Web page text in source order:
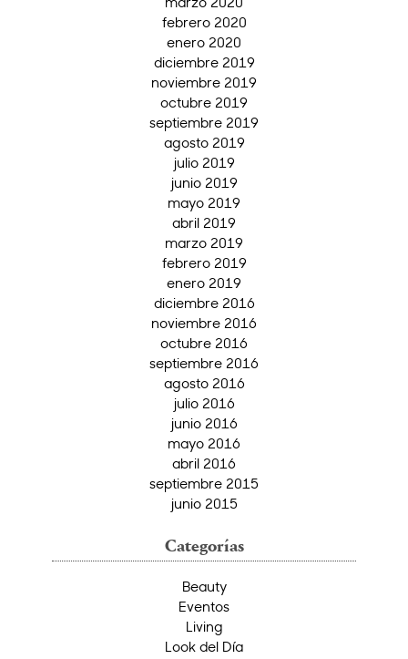
febrero 2020
enero 2020
diciembre 2019
noviembre 2019
octubre 2019
septiembre 2019
agosto 2019
julio 2019
junio 2019
mayo 2019
abril 2019
marzo 2019
febrero 2019
enero 2019
diciembre 2016
noviembre 2016
octubre 2016
septiembre 2016
agosto 2016
julio 2016
junio 2016
mayo 2016
abril 2016
septiembre 2015
junio 2015
Categorías
Beauty
Eventos
Living
Look del Día